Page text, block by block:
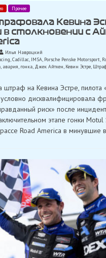
Прочее
Кевина
в столкновении с
Илья Навроцкий
,Cadillac, IMSA, Porsche Penske Motorsport,
, авария, гонка, Джек Айткен, Кевин Эстре, Штраф
штраф на Кевина Эстре, пилота
условно дисквалифицировала
риск» после
этапе гонки
Road America в минувшие